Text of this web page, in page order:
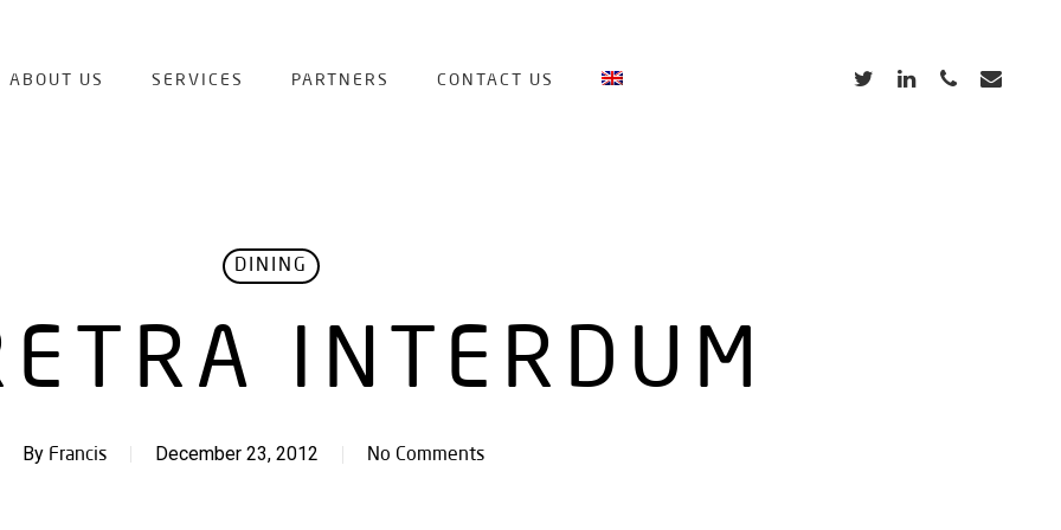
ABOUT US SERVICES PARTNERS CONTACT US TWITTERLINKEDINPHONEEMAIL
DINING
INTERDUM
By Francis December 23, 2012 No Comments